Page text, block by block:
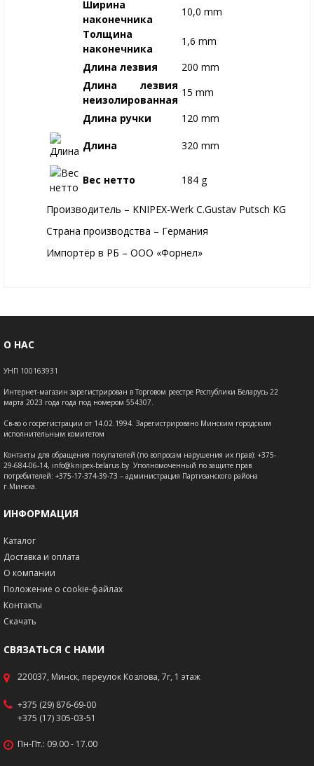
Ширина
наконечника
10,0 mm
Толщина
наконечника
1,6 mm
Длина лезвия
200 mm
Длина лезвия
неизолированная
15 mm
Длина ручки
120 mm
Длина 320 mm
Вес нетто 184 g
Производитель – KNIPEX-Werk C.Gustav Putsch KG
Страна производства – Германия
Импортёр в РБ – ООО «Форнел»
О НАС
УНП 100163931
Интернет-магазин зарегистрирован в Торговом реестре Республики Беларусь 22
марта 2023 года года под номером 554307.
Св-во о госрегистрации от 14.02.1994. Зарегистрировано Минским городским
исполнительным комитетом
Контакты для обращения покупателей (по вопросам нарушения их прав): +375-
29-684-06-14, info@knipex-belarus.by Уполномоченный по защите прав
потребителей: +375-17-374-39-73 – администрация Партизанского района
г.Минска.
ИНФОРМАЦИЯ
Каталог
Доставка и оплата
О компании
Положение о cookie-файлах
Контакты
Скачать
СВЯЗАТЬСЯ С НАМИ
220037, Минск, переулок Козлова, 7г, 1 этаж
+375 (29) 876-69-00
+375 (17) 305-03-51
Пн-Пт.: 09.00 - 17.00